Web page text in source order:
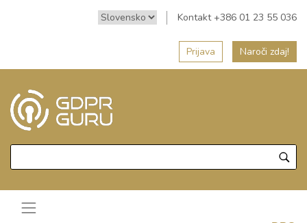
Kontakt +386 01 23 55 036
Prijava Naroči zdaj!